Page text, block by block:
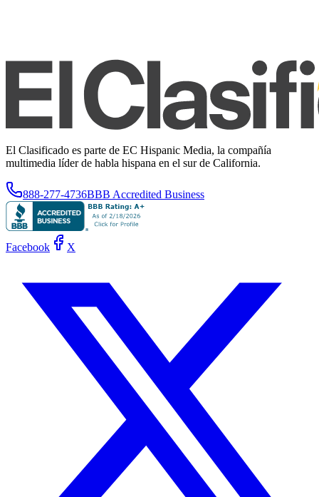
El Clasificado es parte de EC Hispanic Media, la compañía
multimedia líder de habla hispana en el sur de California.
888-277-4736BBB Accredited Business
Facebook X